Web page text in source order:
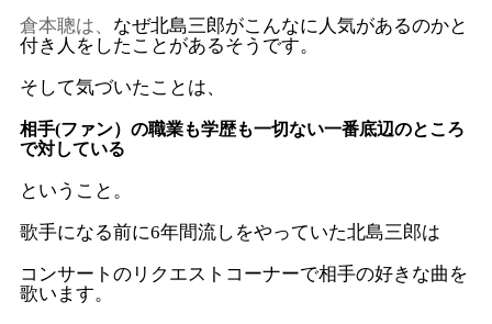
倉本聰は、 なぜ北島三郎がこんなに人気があるのかと
付き人をしたことがあるそうです。
そして気づいたことは、
相手(ファン）の職業も学歴も一切ない一番底辺のところ
で対している
ということ。
歌手になる前に6年間流しをやっていた北島三郎は
コンサートのリクエストコーナーで相手の好きな曲を
歌います。